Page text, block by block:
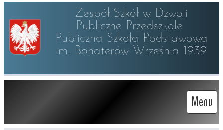
Zespół Szkół w Dzwoli
Publiczne Przedszkole
Publiczna Szkoła Podstawowa
im. Bohaterów Września 1939
Menu